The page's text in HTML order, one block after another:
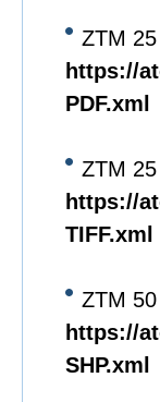
ZTM
https://
PDF.xml
ZTM
https://
TIFF.xml
ZTM
https://
SHP.xml